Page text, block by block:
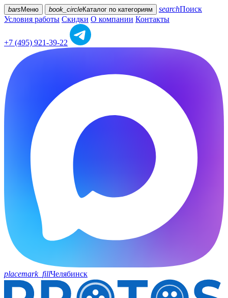
bars Меню book_circleКаталог по категориям searchПоиск
Условия работы Скидки О компании Контакты
+7 (495) 921-39-22
placemark_fillЧелябинск